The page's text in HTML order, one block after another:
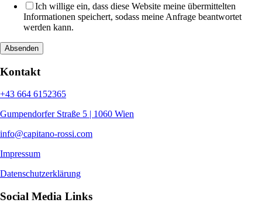
Ich willige ein, dass diese Website meine übermittelten
Informationen speichert, sodass meine Anfrage beantwortet
werden kann.
Absenden
Kontakt
+43 664 6152365
Gumpendorfer Straße 5 | 1060 Wien
info@capitano-rossi.com
Impressum
Datenschutzerklärung
Social Media Links